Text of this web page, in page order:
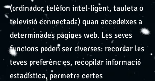
(ordinador, telèfon intel·ligent, tauleta o
televisió connectada) quan accedeixes a
determinades pàgines web. Les seves
funcions poden ser diverses: recordar les
teves preferències, recopilar informació
estadística, permetre certes